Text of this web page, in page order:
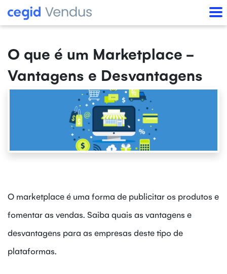
O que é um Marketplace -
Vantagens e Desvantagens
O marketplace é uma forma de publicitar os produtos e
fomentar as vendas. Saiba quais as vantagens e
desvantagens para as empresas deste tipo de
plataformas.